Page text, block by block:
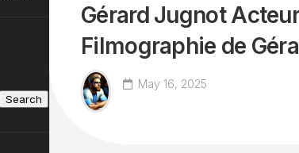
Gérard Jugnot
Filmographie de
May 16, 2025
Search